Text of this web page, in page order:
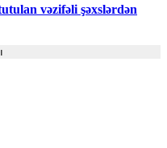
vəzifəli şəxslərdən